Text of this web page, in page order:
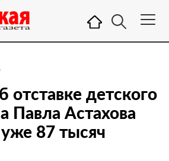
детского
Павла Астахова
87 тысяч